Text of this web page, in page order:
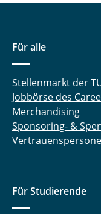
Für alle
Stellenmarkt der
Jobbörse des
Merchandising
Sponsoring- &
Für Studierende